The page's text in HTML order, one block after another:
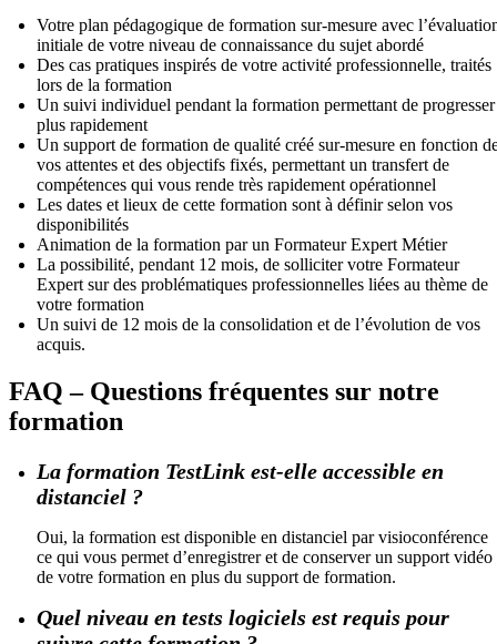
Votre plan pédagogique de formation sur-mesure avec
initiale de votre niveau de connaissance du sujet abordé
Des cas pratiques inspirés de votre activité professionnelle, traités
lors de la formation
Un suivi individuel pendant la formation permettant de progresser
plus rapidement
Un support de formation de qualité créé sur-mesure en fonction
vos attentes et des objectifs fixés, permettant un transfert de
compétences qui vous rende très rapidement opérationnel
Les dates et lieux de cette formation sont à définir selon vos
disponibilités
Animation de la formation par un Formateur Expert Métier
La possibilité, pendant 12 mois, de solliciter votre Formateur
Expert sur des problématiques professionnelles liées au thème de
votre formation
Un suivi de 12 mois de la consolidation et de l’évolution de vos
acquis.
FAQ – Questions fréquentes sur notre
formation
La formation TestLink est-elle accessible en
distanciel ?
Oui, la formation est disponible en distanciel par visioconférence
ce qui vous permet d’enregistrer et de conserver un support vidéo
de votre formation en plus du support de formation.
Quel niveau en tests logiciels est requis pour